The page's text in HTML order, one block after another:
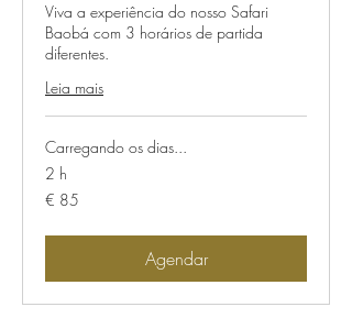
Viva a experiência do nosso Safari
Baobá com 3 horários de partida
diferentes.
Leia mais
Carregando os dias...
2 h
85
Euros
€ 85
Agendar